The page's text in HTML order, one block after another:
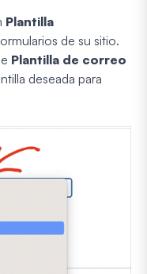
Plantilla
de su sitio.
Plantilla de correo
deseada para